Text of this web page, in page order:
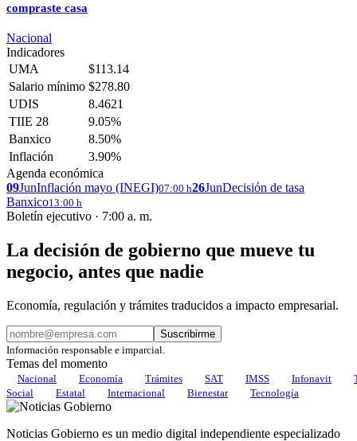
compraste casa
Nacional
Indicadores
UMA
$113.14
Salario mínimo $278.80
UDIS
8.4621
TIIE 28
9.05%
Banxico
8.50%
Inflación
3.90%
Agenda económica
09JunInflación mayo (INEGI)07:00 h26JunDecisión de tasa
Banxico13:00 h
Boletín ejecutivo · 7:00 a. m.
La decisión de gobierno que mueve tu
negocio, antes que nadie
Economía, regulación y trámites traducidos a impacto empresarial.
Suscribirme
Información responsable e imparcial.
Temas del momento
Nacional Economía Trámites SAT IMSS Infonavit
Social
Estatal Internacional Bienestar Tecnología
Noticias Gobierno es un medio digital independiente especializado